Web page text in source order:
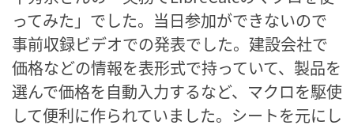
ってみた」でした。当日参加ができないので
事前収録ビデオでの発表でした。建設会社で
価格などの情報を表形式で持っていて、製品を
選んで価格を自動入力するなど、マクロを駆使
して便利に作られていました。シートを元にし